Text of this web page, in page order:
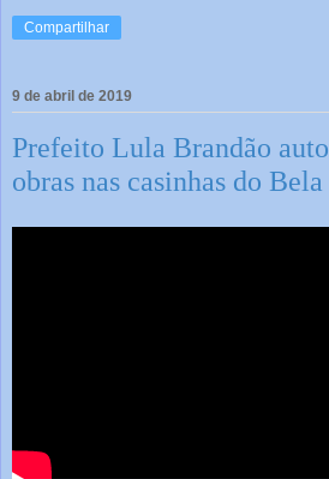
Compartilhar
9 de abril de 2019
Prefeito Lula Brandão
obras nas casinhas do